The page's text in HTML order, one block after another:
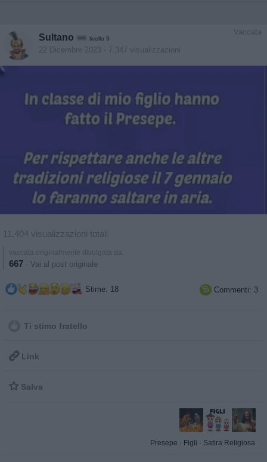
Vaccata
Sultano livello 9
22 Dicembre 2023 - 7.347 visualizzazioni
11.404 visualizzazioni totali
vaccata originalmente divulgata da:
667 Vai al post originale
Stime: 18  Commenti: 3
Ti stimo fratello
 Link
 Salva
Presepe · Figli · Satira Religiosa